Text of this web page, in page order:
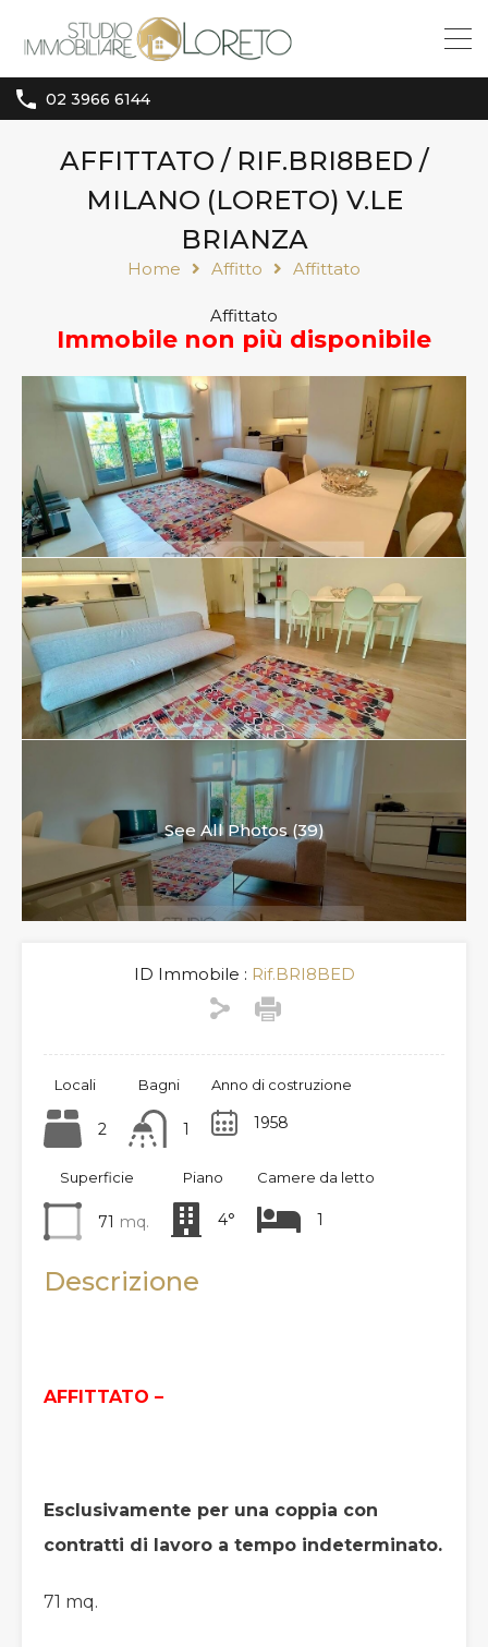
02 3966 6144
AFFITTATO / RIF.BRI8BED /
MILANO (LORETO) V.LE
BRIANZA
Home Affitto Affittato
Affittato
Immobile non più disponibile
See All Photos (39)
ID Immobile : Rif.BRI8BED
Locali
2
Bagni
1
Anno di costruzione
1958
Superficie
71 mq.
Piano
4°
Camere da letto
1
Descrizione
AFFITTATO –
Esclusivamente per una coppia con
contratti di lavoro a tempo indeterminato.
71 mq.